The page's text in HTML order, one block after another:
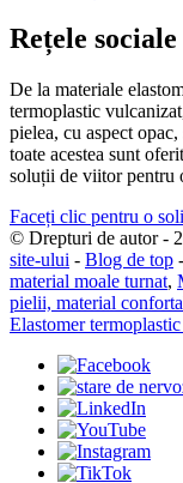
Rețele sociale
De la materiale
termoplastic
pielea, cu aspect
toate acestea sunt
soluții de viitor pentru
Faceți clic pentru o
© Drepturi de autor -
site-ului - Blog de top -
material moale turnat,
pielii, material
Elastomer